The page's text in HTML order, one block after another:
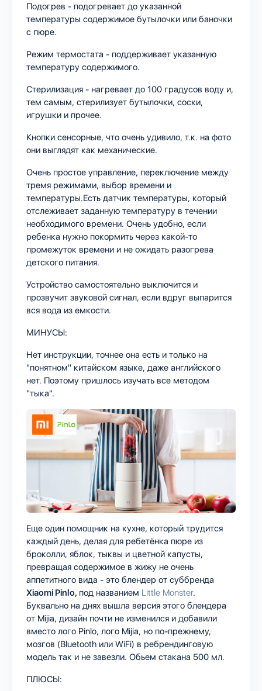
Подогрев - подогревает до указанной
температуры содержимое бутылочки или баночки
с пюре.
Режим термостата - поддерживает указанную
температуру содержимого.
Стерилизация - нагревает до 100 градусов воду и,
тем самым, стерилизует бутылочки, соски,
игрушки и прочее.
Кнопки сенсорные, что очень удивило, т.к. на фото
они выглядят как механические.
Очень простое управление, переключение между
тремя режимами, выбор времени и
температуры.Есть датчик температуры, который
отслеживает заданную температуру в течении
необходимого времени. Очень удобно, если
ребенка нужно покормить через какой-то
промежуток времени и не ожидать разогрева
детского питания.
Устройство самостоятельно выключится и
прозвучит звуковой сигнал, если вдруг выпарится
вся вода из емкости.
МИНУСЫ:
Нет инструкции, точнее она есть и только на
"понятном" китайском языке, даже английского
нет. Поэтому пришлось изучать все методом
"тыка".
Еще один помощник на кухне, который трудится
каждый день, делая для ребетёнка пюре из
броколли, яблок, тыквы и цветной капусты,
превращая содержимое в жижу не очень
аппетитного вида - это блендер от суббренда
Xiaomi Pinlo, под названием Little Monster.
Буквально на днях вышла версия этого блендера
от Mijia, дизайн почти не изменился и добавили
вместо лого Pinlo, лого Mijia, но по-прежнему,
мозгов (Bluetooth или WiFi) в ребрендинговую
модель так и не завезли. Обьем стакана 500 мл.
ПЛЮСЫ: